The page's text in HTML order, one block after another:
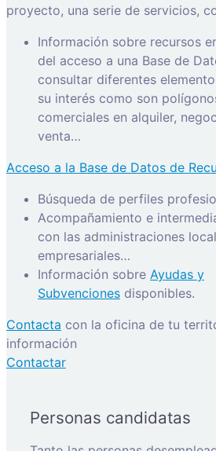
proyecto, una serie de servicios,
Información sobre recursos
del acceso a una Base de
consultar diferentes
su interés como son
comerciales en alquiler,
venta…
Acceso a la Base de Datos de
Búsqueda de perfiles
Acompañamiento e
con las administraciones
empresariales…
Información sobre Ayudas y
Subvenciones disponibles.
Contacta con la oficina de tu
información
Contactar
Personas candidatas